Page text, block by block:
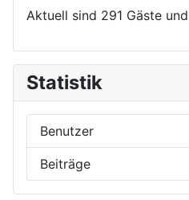
Aktuell sind 291 Gäste
Statistik
Benutzer
Beiträge